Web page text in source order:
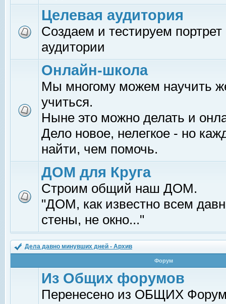
Целевая аудитория
Создаем и тестируем
аудитории
Онлайн-школа
Мы многому можем научить
учиться.
Ныне это можно делать и
Дело новое, нелегкое - но
найти, чем помочь.
ДОМ для Круга
Строим общий наш ДОМ.
"ДОМ, как известно всем
стены, не окно..."
Дела давно минувших дней - Архив
Форум
Из Общих форумов
Перенесено из ОБЩИХ